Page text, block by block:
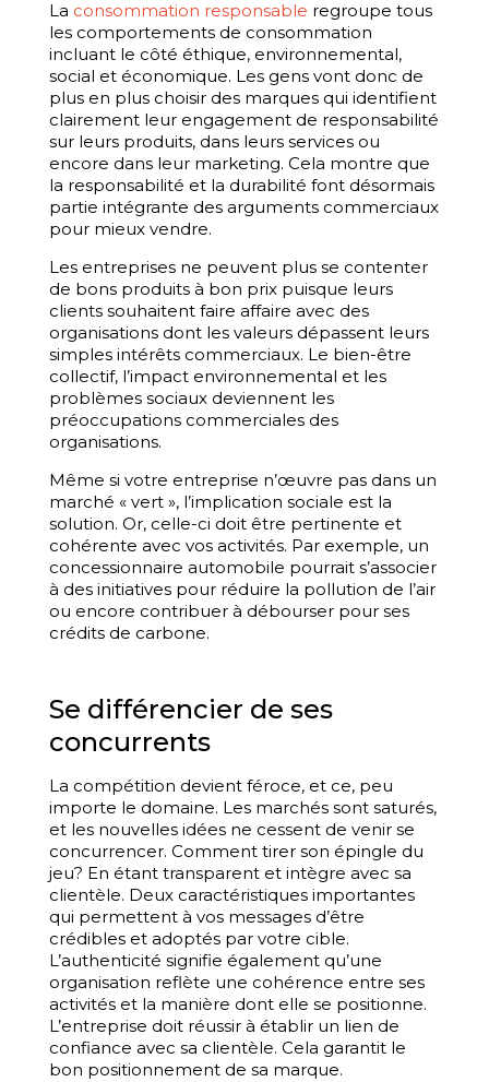
La consommation responsable regroupe tous
les comportements de consommation
incluant le côté éthique, environnemental,
social et économique. Les gens vont donc de
plus en plus choisir des marques qui identifient
clairement leur engagement de responsabilité
sur leurs produits, dans leurs services ou
encore dans leur marketing. Cela montre que
la responsabilité et la durabilité font désormais
partie intégrante des arguments commerciaux
pour mieux vendre.
Les entreprises ne peuvent plus se contenter
de bons produits à bon prix puisque leurs
clients souhaitent faire affaire avec des
organisations dont les valeurs dépassent leurs
simples intérêts commerciaux. Le bien-être
collectif, l’impact environnemental et les
problèmes sociaux deviennent les
préoccupations commerciales des
organisations.
Même si votre entreprise n’œuvre pas dans un
marché « vert », l’implication sociale est la
solution. Or, celle-ci doit être pertinente et
cohérente avec vos activités. Par exemple, un
concessionnaire automobile pourrait s’associer
à des initiatives pour réduire la pollution de l’air
ou encore contribuer à débourser pour ses
crédits de carbone.
Se différencier de ses
concurrents
La compétition devient féroce, et ce, peu
importe le domaine. Les marchés sont saturés,
et les nouvelles idées ne cessent de venir se
concurrencer. Comment tirer son épingle du
jeu? En étant transparent et intègre avec sa
clientèle. Deux caractéristiques importantes
qui permettent à vos messages d’être
crédibles et adoptés par votre cible.
L’authenticité signifie également qu’une
organisation reflète une cohérence entre ses
activités et la manière dont elle se positionne.
L’entreprise doit réussir à établir un lien de
confiance avec sa clientèle. Cela garantit le
bon positionnement de sa marque.